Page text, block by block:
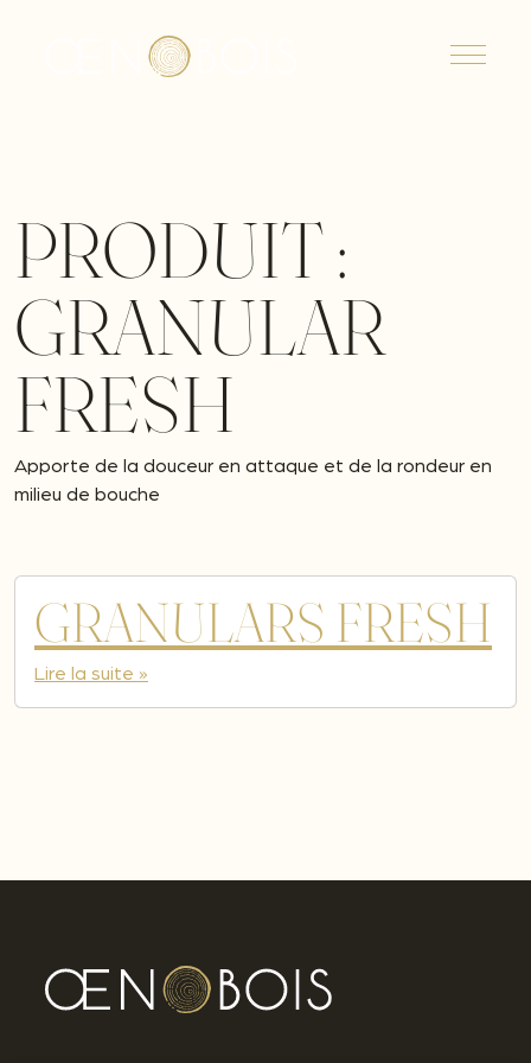
PRODUIT :
GRANULAR
FRESH
Apporte de la douceur en attaque et de la rondeur en
milieu de bouche
GRANULARS FRESH
Lire la suite »